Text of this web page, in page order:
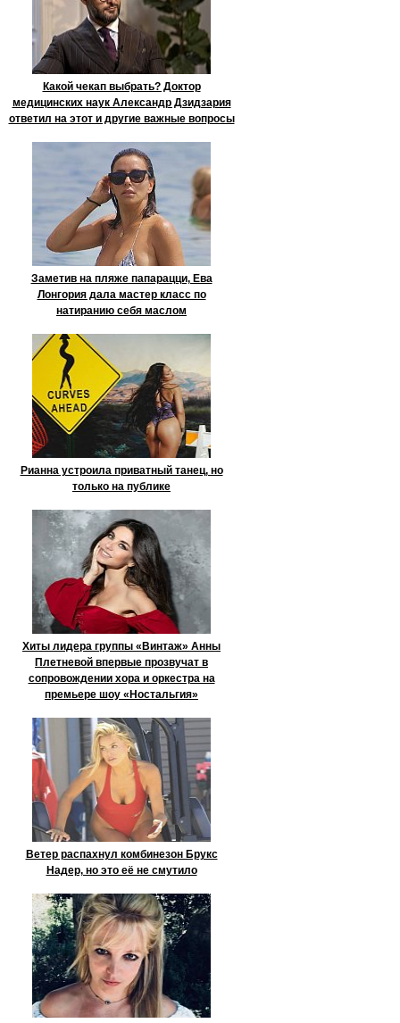
Какой чекап выбрать? Доктор
медицинских наук Александр Дзидзария
ответил на этот и другие важные вопросы
Заметив на пляже папарацци, Ева
Лонгория дала мастер класс по
натиранию себя маслом
Рианна устроила приватный танец, но
только на публике
Хиты лидера группы «Винтаж» Анны
Плетневой впервые прозвучат в
сопровождении хора и оркестра на
премьере шоу «Ностальгия»
Ветер распахнул комбинезон Брукс
Надер, но это её не смутило